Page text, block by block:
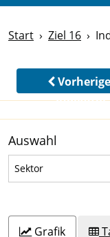
Start Ziel 16
Indikator
Auswahl
SektorSektor
Grafik